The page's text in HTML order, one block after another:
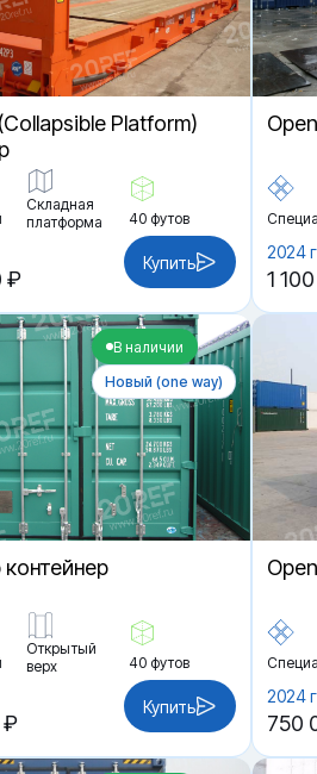
Platform)
Складная
платформа
40 футов
₽
Купить 2024
1
В наличии
Новый (one way)
Открытый
верх
40 футов
₽
Купить 2024
750